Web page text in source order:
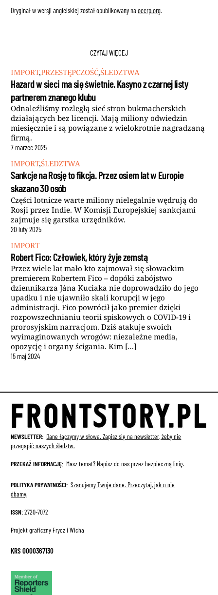
Oryginał w wersji angielskiej został opublikowany naoccrp.org.
CZYTAJ WIĘCEJ
IMPORT,PRZESTĘPCZOŚĆ,ŚLEDZTWA
Hazard w sieci ma się świetnie. Kasyno z czarnej listy
partnerem znanego klubu
Odnaleźliśmy rozległą sieć stron bukmacherskich
działających bez licencji. Mają miliony odwiedzin
miesięcznie i są powiązane z wielokrotnie nagradzaną
firmą.
7 marzec2025
IMPORT,ŚLEDZTWA
Sankcje na Rosję to fikcja. Przez osiem lat w Europie
skazano 30 osób
Części lotnicze warte miliony nielegalnie wędrują do
Rosji przez Indie. W Komisji Europejskiej sankcjami
zajmuje się garstka urzędników.
20 luty2025
IMPORT
Robert Fico: Człowiek, który żyje zemstą
Przez wiele lat mało kto zajmował się słowackim
premierem Robertem Fico – dopóki zabójstwo
dziennikarza Jána Kuciaka nie doprowadziło do jego
upadku i nie ujawniło skali korupcji w jego
administracji. Fico powrócił jako premier dzięki
rozpowszechnianiu teorii spiskowych o COVID-19 i
prorosyjskim narracjom. Dziś atakuje swoich
wyimaginowanych wrogów: niezależne media,
opozycję i organy ścigania. Kim […]
15 maj2024
NEWSLETTER: Dane łączymy w słowa. Zapisz się na newsletter, żeby nie
przegapić naszych śledztw.
PRZEKAŻ INFORMACJĘ: Masz temat? Napisz do nas przez bezpieczną linię.
POLITYKA PRYWATNOŚCI: Szanujemy Twoje dane. Przeczytaj, jak o nie
dbamy.
ISSN:2720-7072
Projekt graficzny Frycz i Wicha
KRS 0000367130